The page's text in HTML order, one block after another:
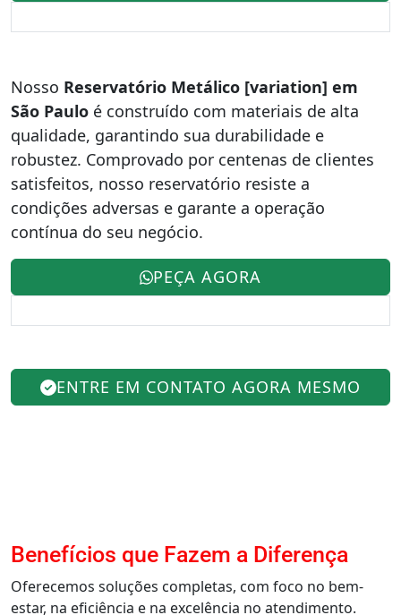
Nosso Reservatório Metálico [variation] em
São Paulo é construído com materiais de alta
qualidade, garantindo sua durabilidade e
robustez. Comprovado por centenas de clientes
satisfeitos, nosso reservatório resiste a
condições adversas e garante a operação
contínua do seu negócio.
PEÇA AGORA
ENTRE EM CONTATO AGORA MESMO
Benefícios que Fazem a Diferença
Oferecemos soluções completas, com foco no bem-
estar, na eficiência e na excelência no atendimento.